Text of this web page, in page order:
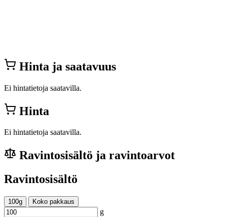
Hinta ja saatavuus
Ei hintatietoja saatavilla.
Hinta
Ei hintatietoja saatavilla.
Ravintosisältö ja ravintoarvot
Ravintosisältö
100g Koko pakkaus
g